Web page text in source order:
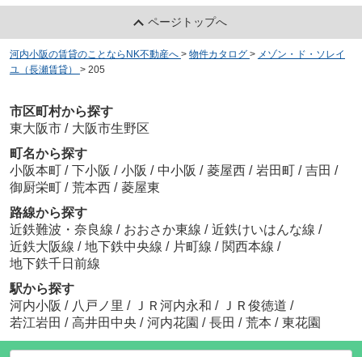
ページトップへ
河内小阪の賃貸のことならNK不動産へ > 物件カタログ > メゾン・ド・ソレイ
ユ（長瀬賃貸）
> 205
市区町村から探す
東大阪市 / 大阪市生野区
町名から探す
小阪本町 / 下小阪 / 小阪 / 中小阪 / 菱屋西 / 岩田町 / 吉田 /
御厨栄町 / 荒本西 / 菱屋東
路線から探す
近鉄難波・奈良線 / おおさか東線 / 近鉄けいはんな線 /
近鉄大阪線 / 地下鉄中央線 / 片町線 / 関西本線 /
地下鉄千日前線
駅から探す
河内小阪 / 八戸ノ里 / ＪＲ河内永和 / ＪＲ俊徳道 /
若江岩田 / 高井田中央 / 河内花園 / 長田 / 荒本 / 東花園